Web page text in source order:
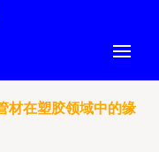
材在塑胶领域中的缘